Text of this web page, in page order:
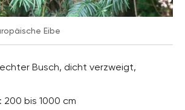
Eibe
Busch, dicht verzweigt,
200 bis 1000 cm